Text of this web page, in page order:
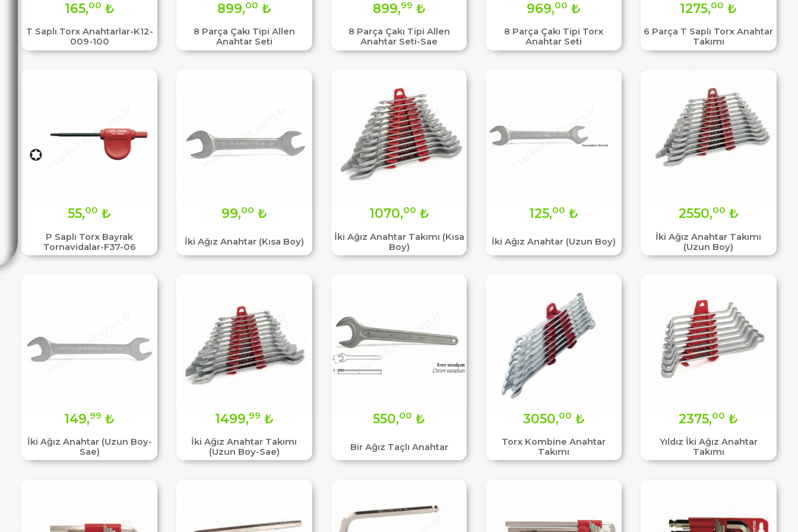
T Saplı Torx Anahtarlar-K12-
009-100
165,00 ₺
8 Parça Çakı Tipi Allen
Anahtar Seti
899,00 ₺
8 Parça Çakı Tipi Allen
Anahtar Seti-Sae
899,99 ₺
8 Parça Çakı Tipi Torx
Anahtar Seti
969,00 ₺
6 Parça T Saplı Torx Anahtar
Takımı
1275,00 ₺
P Saplı Torx Bayrak
Tornavidalar-F37-06
55,00 ₺
İki Ağız Anahtar (Kısa Boy)
99,00 ₺
İki Ağız Anahtar Takımı (Kısa
Boy)
1070,00 ₺
İki Ağız Anahtar (Uzun Boy)
125,00 ₺
İki Ağız Anahtar Takımı
(Uzun Boy)
2550,00 ₺
İki Ağız Anahtar (Uzun Boy-
Sae)
149,99 ₺
İki Ağız Anahtar Takımı
(Uzun Boy-Sae)
1499,99 ₺
Bir Ağız Taçlı Anahtar
550,00 ₺
Torx Kombine Anahtar
Takımı
3050,00 ₺
Yıldız İki Ağız Anahtar
Takımı
2375,00 ₺